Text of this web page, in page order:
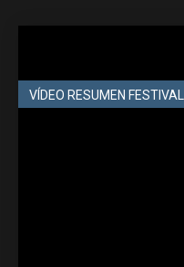
VÍDEO RESUMEN